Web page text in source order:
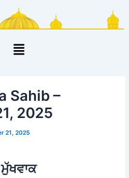
Menu
Sahib –
2025
21, 2025
ਮੁੱਖਵਾਕ